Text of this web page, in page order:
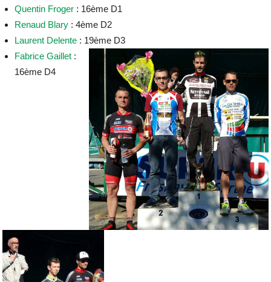
Quentin Froger : 16ème D1
Renaud Blary : 4ème D2
Laurent Delente : 19ème D3
Fabrice Gaillet :
16ème D4